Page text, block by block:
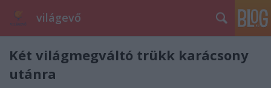
világevő
Két világmegváltó trükk karácsony
utánra